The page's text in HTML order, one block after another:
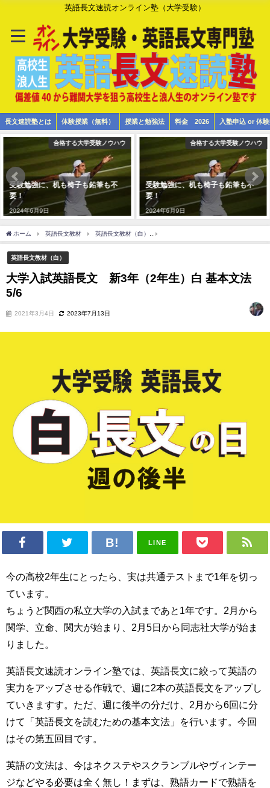
英語長文速読オンライン塾（大学受験）
長文速読塾とは 体験授業（無料） 授業と勉強法 料金 2026 入塾申込 or 体
合格する大学受験ノウハウ
受験勉強に、机も椅子も鉛筆も不
要！
2024年6月9日
合格する大学受験ノウハウ
受験勉強に、机も椅子も鉛筆も不
要！
2024年6月9日
ホーム 英語長文教材 英語長文教材（白）
英語長文教材（白）
大学入試英語長文 新3年（2年生）白 基本文法
5/6
2021年3月4日 2023年7月13日
LINE
今の高校2年生にとったら、実は共通テストまで1年を切っ
ています。
ちょうど関西の私立大学の入試まであと1年です。2月から
関学、立命、関大が始まり、2月5日から同志社大学が始ま
りました。
英語長文速読オンライン塾では、英語長文に絞って英語の
実力をアップさせる作戦で、週に2本の英語長文をアップし
ていきますす。ただ、週に後半の分だけ、2月から6回に分
けて「英語長文を読むための基本文法」を行います。今回
はその第五回目です。
英語の文法は、今はネクステやスクランブルやヴィンテー
ジなどやる必要は全く無し！まずは、熟語カードで熟語を